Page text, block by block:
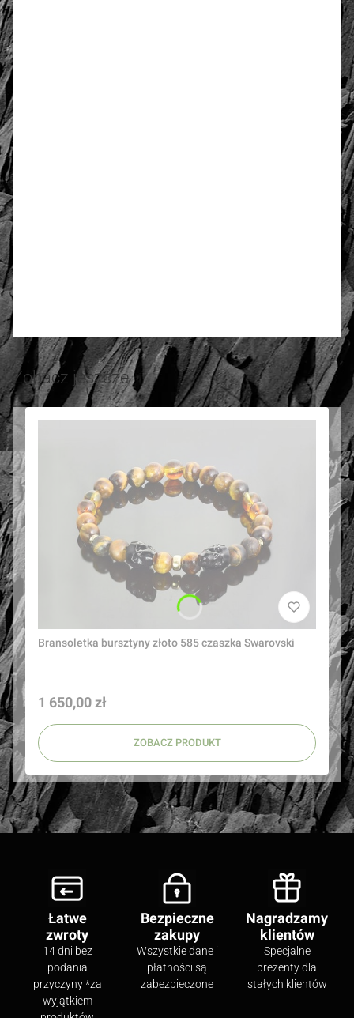
Zobacz jeszcze
Bransoletka bursztyny złoto 585 czaszka Swarovski
Cena
1 650,00 zł
ZOBACZ PRODUKT
Łatwe
zwroty
14 dni bez
podania
przyczyny *za
wyjątkiem
Bezpieczne
zakupy
Wszystkie dane i
płatności są
zabezpieczone
Nagradzamy
klientów
Specjalne
prezenty dla
stałych klientów